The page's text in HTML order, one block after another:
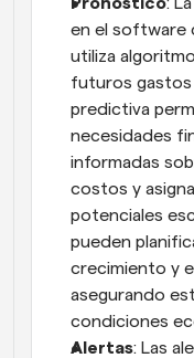
Pronóstico:
en el software
utiliza
futuros gastos
predictiva
necesidades
informadas
costos y
potenciales
pueden
crecimiento y
asegurando
condiciones
Alertas: Las